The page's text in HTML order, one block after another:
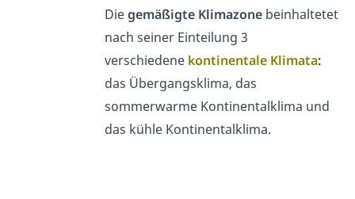
Diegemäßigte Klimazone beinhaltetet
nach seiner Einteilung 3
verschiedene kontinentale Klimata:
das Übergangsklima, das
sommerwarme Kontinentalklima und
das kühle Kontinentalklima.